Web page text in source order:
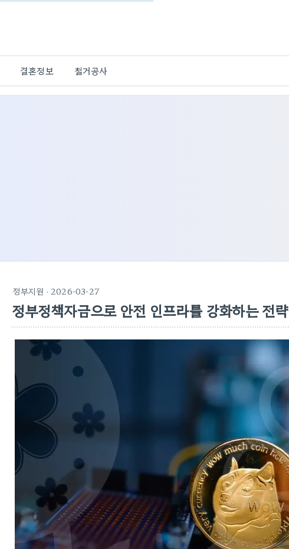
결혼정보 철거공사
정부지원 · 2026-03-27
정부정책자금으로 안전 인프라를 강화하는 전략